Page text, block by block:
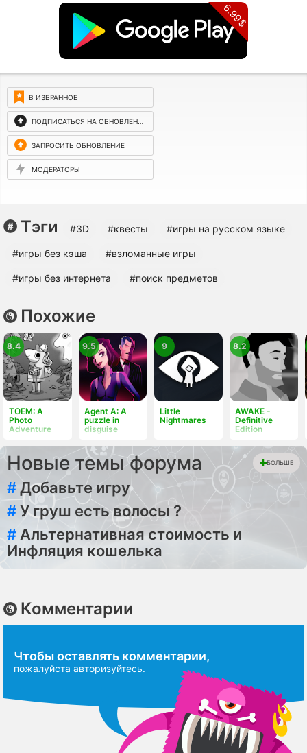
6.99$
В ИЗБРАННОЕ
ПОДПИСАТЬСЯ НА ОБНОВЛЕНИЯ
ЗАПРОСИТЬ ОБНОВЛЕНИЕ
МОДЕРАТОРЫ
Тэги #3D #квесты #игры на русском языке
#игры без кэша #взломанные игры
#игры без интернета #поиск предметов
Похожие
TOEM: A
Photo
Adventure
8.4
Agent A: A
puzzle in
disguise
9.5
Little
Nightmares
9
AWAKE -
Definitive
Edition
8.2
Новые темы форума БОЛЬШЕ
#Добавьте игру
#У груш есть волосы ?
# Альтернативная стоимость и
Инфляция кошелька
Комментарии
Чтобы оставлять комментарии,
пожалуйста авторизуйтесь.